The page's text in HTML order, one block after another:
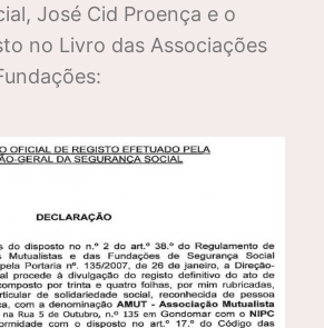
José Cid Proença e o
no Livro das Associações